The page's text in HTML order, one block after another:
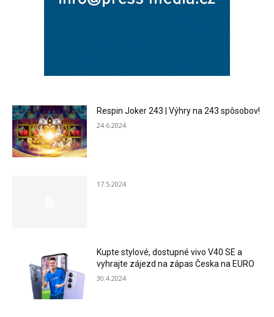
Respin Joker 243 | Výhry na 243 spôsobov!
24.6.2024
17.5.2024
Kupte stylové, dostupné vivo V40 SE a
vyhrajte zájezd na zápas Česka na EURO
30.4.2024